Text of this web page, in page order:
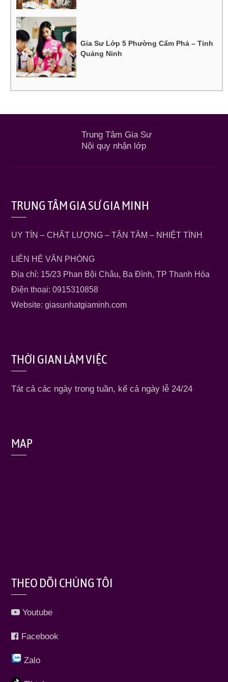
Gia Sư Lớp 5 Phường Cẩm Phả – Tỉnh
Quảng Ninh
Trung Tâm Gia Sư
Nội quy nhận lớp
TRUNG TÂM GIA SƯ GIA MINH
UY TÍN – CHẤT LƯỢNG – TẬN TÂM – NHIỆT TÌNH
LIÊN HỆ VĂN PHÒNG
Địa chỉ: 15/23 Phan Bội Châu, Ba Đình, TP Thanh Hóa
Điện thoại: 0915310858
Website: giasunhatgiaminh.com
THỜI GIAN LÀM VIỆC
Tát cả các ngày trong tuần, kể cả ngày lễ 24/24
MAP
THEO DÕI CHÚNG TÔI
Youtube
Facebook
Zalo